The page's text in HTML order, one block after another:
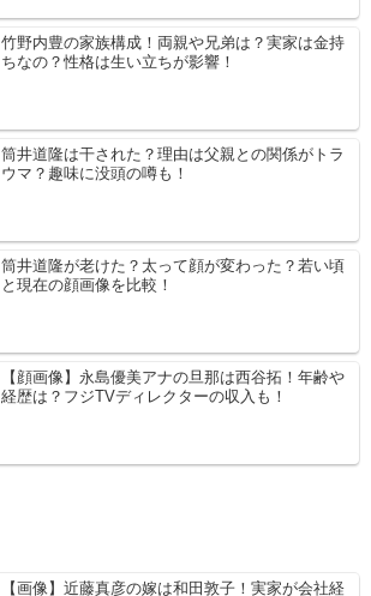
竹野内豊の家族構成！両親や兄弟は？実家は金持
ちなの？性格は生い立ちが影響！
筒井道隆は干された？理由は父親との関係がトラ
ウマ？趣味に没頭の噂も！
筒井道隆が老けた？太って顔が変わった？若い頃
と現在の顔画像を比較！
【顔画像】永島優美アナの旦那は西谷拓！年齢や
経歴は？フジTVディレクターの収入も！
【画像】近藤真彦の嫁は和田敦子！実家が会社経